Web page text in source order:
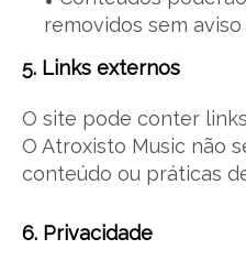
removidos sem
5. Links externos
O site pode conter
O Atroxisto Music não
conteúdo ou práticas
6. Privacidade